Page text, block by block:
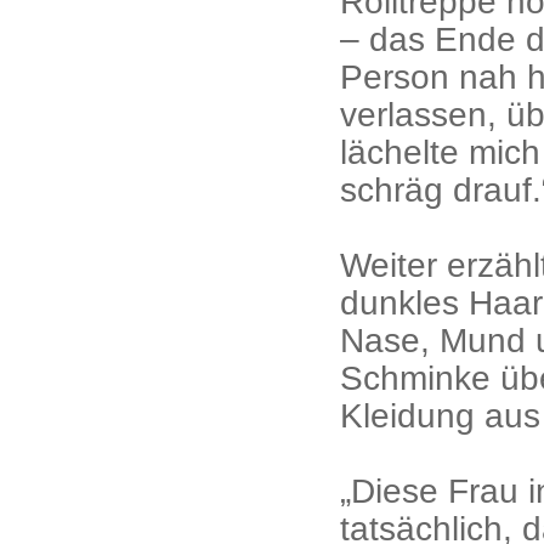
– das Ende
Person nah
verlassen,
lächelte
schräg
Weiter
dunkles
Nase, Mund
Schminke
Kleidung
„Diese Frau
tatsächlich,